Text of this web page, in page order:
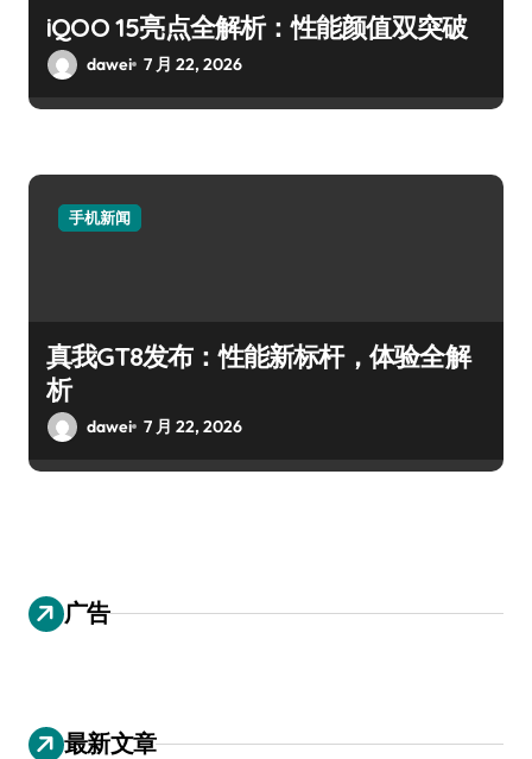
iQOO 15亮点全解析：性能颜值双突破
dawei 7 月 22, 2026
手机新闻
真我GT8发布：性能新标杆，体验全解
析
dawei 7 月 22, 2026
广告
最新文章